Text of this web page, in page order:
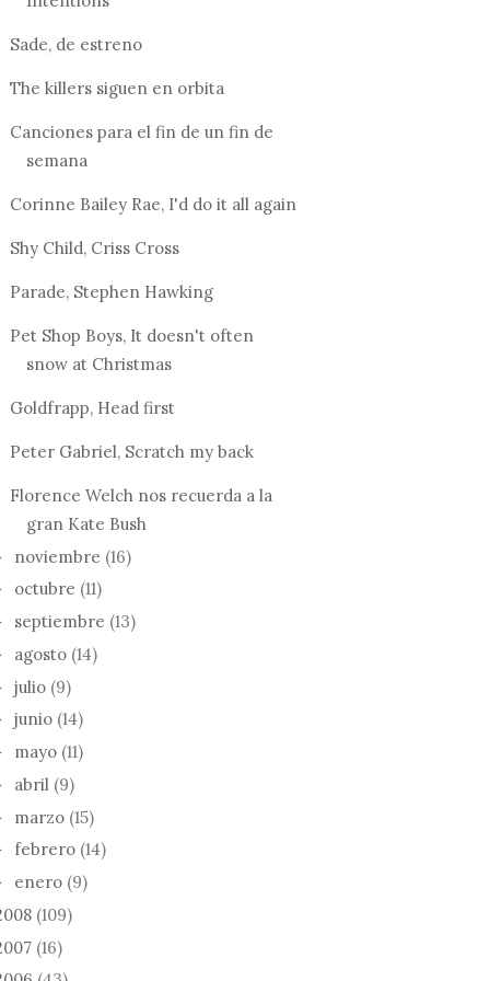
Sade, de estreno
The killers siguen en orbita
Canciones para el fin de un fin de
semana
Corinne Bailey Rae, I'd do it all again
Shy Child, Criss Cross
Parade, Stephen Hawking
Pet Shop Boys, It doesn't often
snow at Christmas
Goldfrapp, Head first
Peter Gabriel, Scratch my back
Florence Welch nos recuerda a la
gran Kate Bush
noviembre (16)
octubre (11)
septiembre (13)
agosto (14)
julio (9)
junio (14)
mayo (11)
abril (9)
marzo (15)
febrero (14)
enero (9)
(109)
(16)